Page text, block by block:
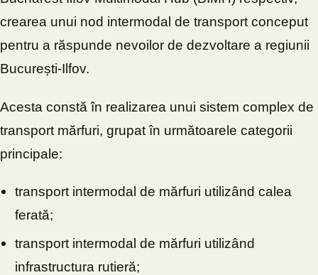
crearea unui nod intermodal de transport conceput
pentru a răspunde nevoilor de dezvoltare a regiunii
București-Ilfov.
Acesta constă în realizarea unui sistem complex de
transport mărfuri, grupat în următoarele categorii
principale:
transport intermodal de mărfuri utilizând calea
ferată;
transport intermodal de mărfuri utilizând
infrastructura rutieră;